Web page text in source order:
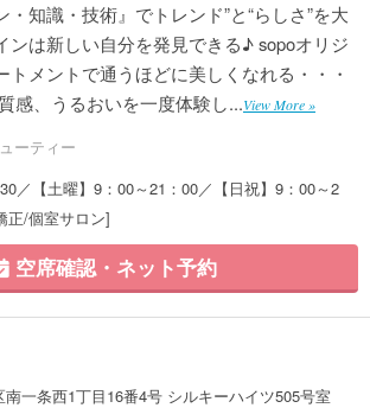
知識・技術』でトレンド”と“らしさ”を大
ンは新しい自分を発見できる♪ sopoオリジ
トメントで通うほどに美しくなれる・・・
感、うるおいを一度体験し...View More »
ーティー
／【土曜】9：00～21：00／【日祝】9：00～2
正/個室サロン]
空席確認・ネット予約
一条西1丁目16番4号 シルキーハイツ505号室